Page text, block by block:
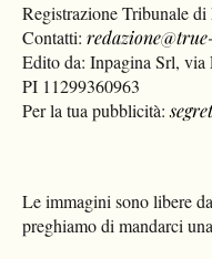
Registrazione Tribunale
Contatti:
Edito da: Inpagina Srl,
PI 11299360963
Per la tua pubblicità:
Le immagini sono libere
preghiamo di mandarci